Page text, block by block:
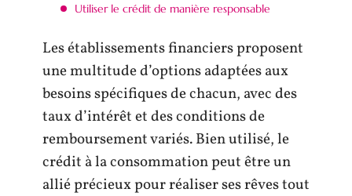
Utiliser le crédit de manière responsable
Les établissements financiers proposent
une multitude d’options adaptées aux
besoins spécifiques de chacun, avec des
taux d’intérêt et des conditions de
remboursement variés. Bien utilisé, le
crédit à la consommation peut être un
allié précieux pour réaliser ses rêves tout